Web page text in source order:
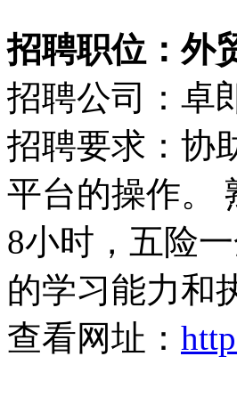
招聘职位：外
招聘公司：卓
招聘要求：协
平台的操作。
8小时，五险
的学习能力和
查看网址：